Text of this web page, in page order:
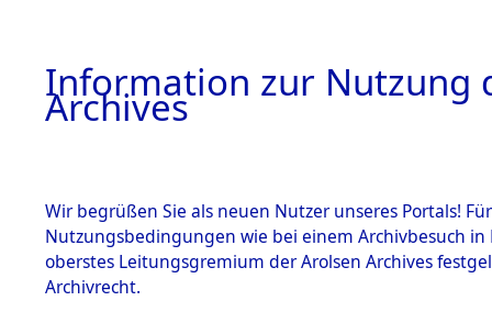
Information zur Nutzung
Archives
Wir begrüßen Sie als neuen Nutzer unseres Portals!
Nutzungsbedingungen wie bei einem Archivbesuch
oberstes Leitungsgremium der Arolsen Archives
Archivrecht.